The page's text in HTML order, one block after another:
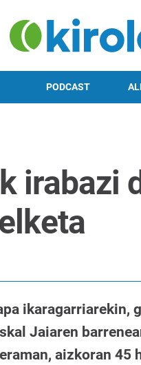
PODCAST
irabazi
ikaragarriarekin,
Jaiaren
aizkoran